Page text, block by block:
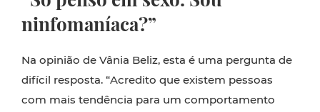
ninfomaníaca?”
Na opinião de Vânia Beliz, esta é uma pergunta de
difícil resposta. “Acredito que existem pessoas
com mais tendência para um comportamento